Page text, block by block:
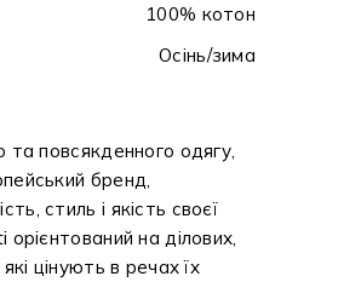
100% котон
Осінь/зима
повсякденного одягу,
бренд,
стиль і якість своєї
на ділових,
цінують в речах їх